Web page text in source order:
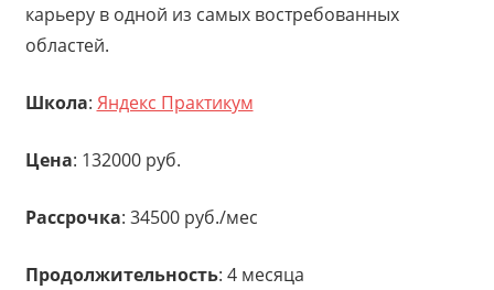
карьеру в одной из самых востребованных
областей.
Школа: Яндекс Практикум
Цена: 132000 руб.
Рассрочка: 34500 руб./мес
Продолжительность: 4 месяца